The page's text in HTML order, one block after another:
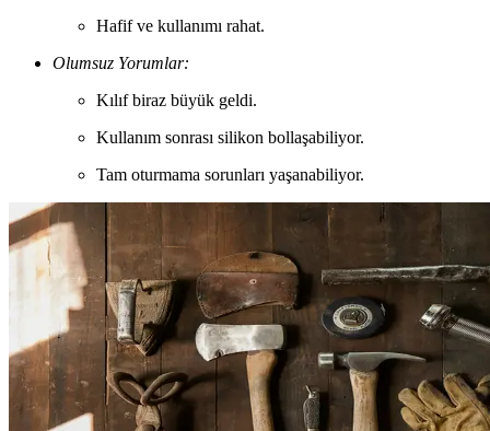
Hafif ve kullanımı rahat.
Olumsuz Yorumlar:
Kılıf biraz büyük geldi.
Kullanım sonrası silikon bollaşabiliyor.
Tam oturmama sorunları yaşanabiliyor.